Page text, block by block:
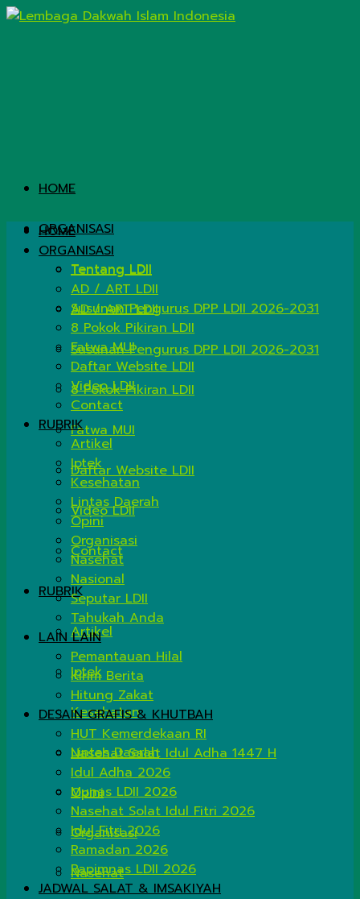
HOME
ORGANISASI
Tentang LDII
AD / ART LDII
Susunan Pengurus DPP LDII 2026-2031
8 Pokok Pikiran LDII
Fatwa MUI
Daftar Website LDII
Video LDII
Contact
RUBRIK
Artikel
Iptek
Kesehatan
Lintas Daerah
Opini
Organisasi
Nasehat
HOME
ORGANISASI
Tentang LDII
AD / ART LDII
Susunan Pengurus DPP LDII 2026-2031
8 Pokok Pikiran LDII
Fatwa MUI
Daftar Website LDII
Video LDII
Contact
RUBRIK
Artikel
Iptek
Kesehatan
Lintas Daerah
Opini
Organisasi
Nasehat
Nasional
Seputar LDII
Tahukah Anda
LAIN LAIN
Pemantauan Hilal
Kirim Berita
Hitung Zakat
DESAIN GRAFIS & KHUTBAH
HUT Kemerdekaan RI
Nasehat Salat Idul Adha 1447 H
Idul Adha 2026
Munas LDII 2026
Nasehat Solat Idul Fitri 2026
Idul Fitri 2026
Ramadan 2026
Rapimnas LDII 2026
JADWAL SALAT & IMSAKIYAH